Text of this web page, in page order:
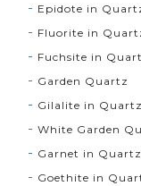
Epidote in
Fluorite in
Fuchsite in
Garden Quartz
Gilalite in Quartz
White Garden
Garnet in Quartz
Goethite in